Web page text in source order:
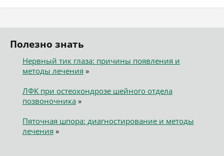
Полезно знать
Нервный тик глаза: причины появления и
методы лечения »
ЛФК при остеохондрозе шейного отдела
позвоночника»
Пяточная шпора: диагностирование и методы
лечения »